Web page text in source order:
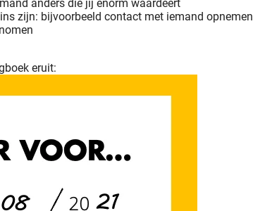
anders die jij enorm waardeert
zijn: bijvoorbeeld contact met iemand opnemen
eruit: